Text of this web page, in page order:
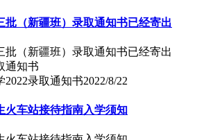
批（新疆班）录取通知书已经寄出
批（新疆班）录取通知书已经寄出
2022录取通知书2022/8/22
火车站接待指南入学须知